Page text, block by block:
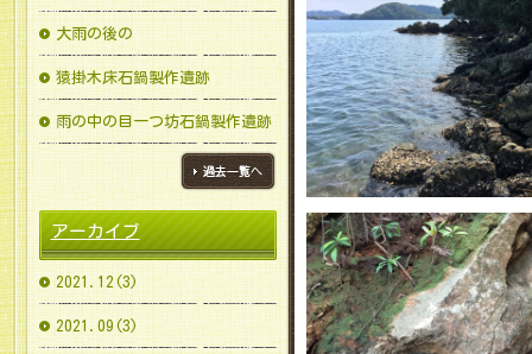
大雨の後の
猿掛木床石鍋製作遺跡
雨の中の目一つ坊石鍋製作遺跡
ブログ一覧へ
アーカイブ
2021.12(3)
2021.09(3)